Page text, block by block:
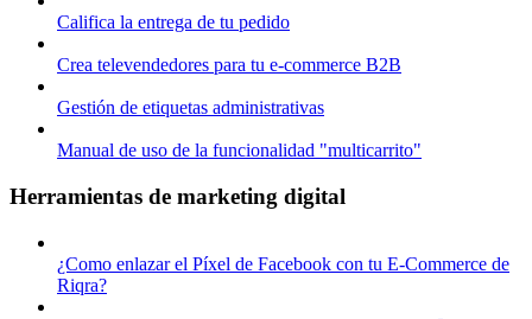
Califica la entrega de tu pedido
Crea televendedores para tu e-commerce B2B
Gestión de etiquetas administrativas
Manual de uso de la funcionalidad "multicarrito"
Herramientas de marketing digital
¿Como enlazar el Píxel de Facebook con tu E-Commerce de
Riqra?